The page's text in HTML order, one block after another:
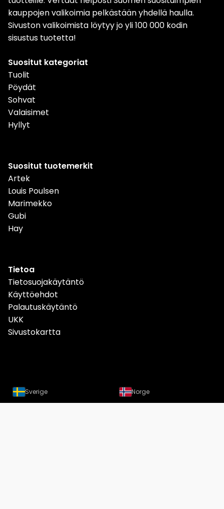
kauppojen valikoimia pelkästään yhdellä haulla.
Sivuston valikoimista löytyy jo yli 100 000 kodin
sisustus tuotetta!
Suositut kategoriat
Tuolit
Pöydät
Sohvat
Valaisimet
Hyllyt
Suositut tuotemerkit
Artek
Louis Poulsen
Marimekko
Gubi
Hay
Tietoa
Tietosuojakäytäntö
Käyttöehdot
Palautuskäytäntö
UKK
Sivustokartta
Sverige Norge